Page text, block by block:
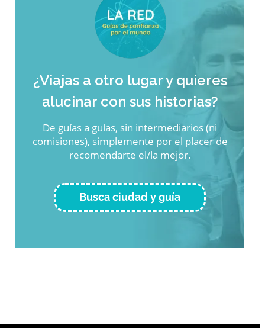
¿Viajas a otro lugar y quieres
alucinar con sus historias?
De guías a guías, sin intermediarios (ni
comisiones), simplemente por el placer de
recomendarte el/la mejor.
Busca ciudad y guía